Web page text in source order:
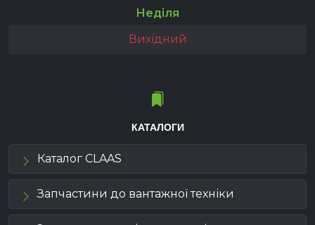
Неділя
Вихідний
КАТАЛОГИ
Каталог CLAAS
Запчастини до вантажної техніки